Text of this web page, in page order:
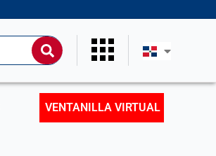
VENTANILLA VIRTUAL